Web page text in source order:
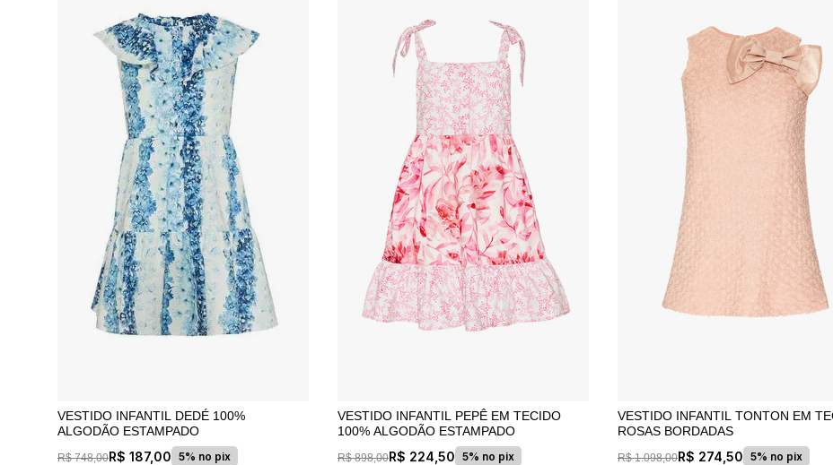
VESTIDO INFANTIL DEDÉ 100%
ALGODÃO ESTAMPADO
R$ 748,00R$ 187, 00 5% no pix
VESTIDO INFANTIL PEPÊ EM TECIDO
100% ALGODÃO ESTAMPADO
R$ 898,00R$ 224 50 5% no pix
VESTIDO INFANTIL TONTON EM TECIDO
ROSAS BORDADAS
R$ 1.098,00R$ 274 50 5% no pix